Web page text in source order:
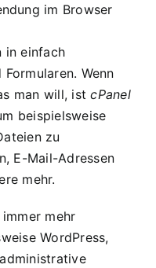
im Browser
in einfach
Wenn
man will, istcPanel
beispielsweise
zu
E-Mail-Adressen
mehr.
mehr
WordPress,